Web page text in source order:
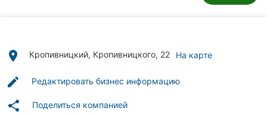
Все
place Кропивницкий, Кропивницкого, 22 На карте
edit Редактировать бизнес информацию
share Поделиться компанией